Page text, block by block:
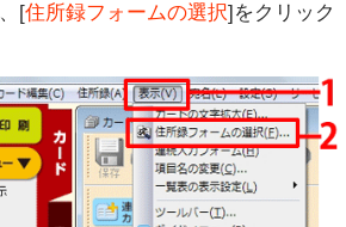
、[住所録フォームの選択]をクリック